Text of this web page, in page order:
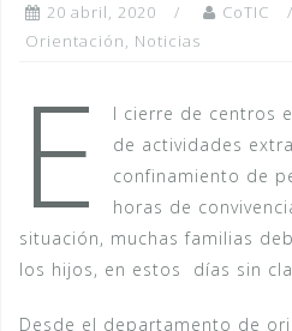
20 abril, 2020 CoTIC
Orientación, Noticias
E
l cierre de centros
de actividades
confinamiento de
horas de
situación, muchas familias
los hijos, en estos días sin
Desde el departamento de